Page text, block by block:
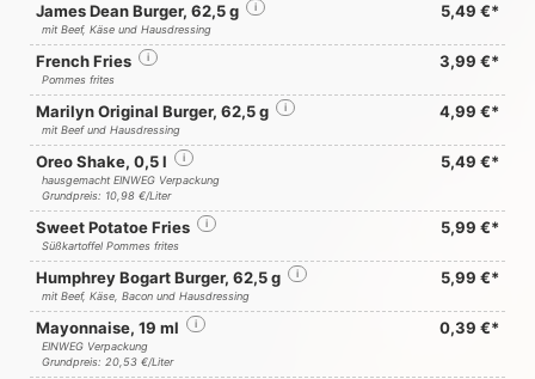
James Dean Burger, 62,5 g i 5,49 €*
mit Beef, Käse und Hausdressing
French Fries i 3,99 €*
Pommes frites
Marilyn Original Burger, 62,5 g i 4,99 €*
mit Beef und Hausdressing
Oreo Shake, 0,5 l i 5,49 €*
hausgemacht EINWEG Verpackung
Grundpreis: 10,98 €/Liter
Sweet Potatoe Fries i 5,99 €*
Süßkartoffel Pommes frites
Humphrey Bogart Burger, 62,5 g i 5,99 €*
mit Beef, Käse, Bacon und Hausdressing
Mayonnaise, 19 ml i 0,39 €*
EINWEG Verpackung
Grundpreis: 20,53 €/Liter